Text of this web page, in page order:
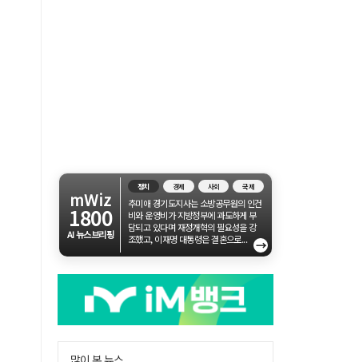
mWiz
1800
AI 뉴스브리핑
정치 경제 사회 국제
추미애 경기도지사는 소방공무원의 인건
비와 운영비가 지방정부에 과도하게 부
담되고 있다며 재정개혁의 필요성을 강
조했고, 이재명 대통령은 결혼으로...
→